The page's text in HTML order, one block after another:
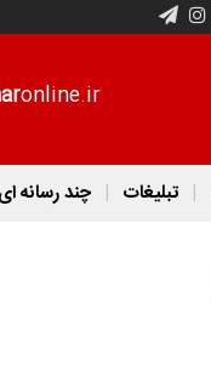
online.ir
تبلیغات چند رسانه ای